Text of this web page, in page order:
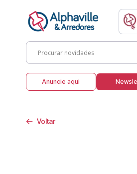
Anuncie aqui
Voltar